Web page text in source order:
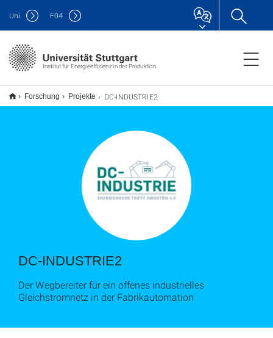
Institut für Energieeffizienz in der Produktion
Uni F04
Forschung Projekte DC-INDUSTRIE2
DC-INDUSTRIE2
Der Wegbereiter für ein offenes industrielles
Gleichstromnetz in der Fabrikautomation